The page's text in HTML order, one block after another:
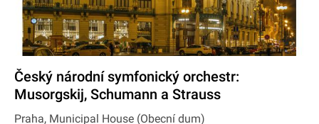
Český národní symfonický orchestr:
Musorgskij, Schumann a Strauss
Praha, Municipal House (Obecní dum)